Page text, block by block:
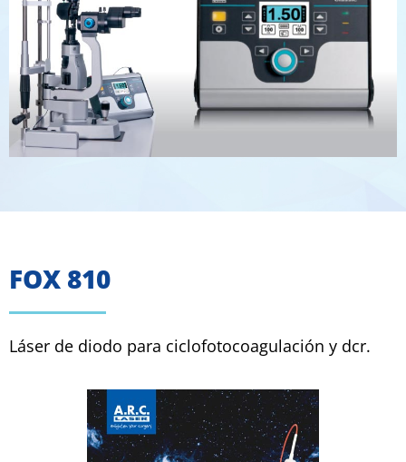
FOX 810
Láser de diodo para ciclofotocoagulación y dcr.